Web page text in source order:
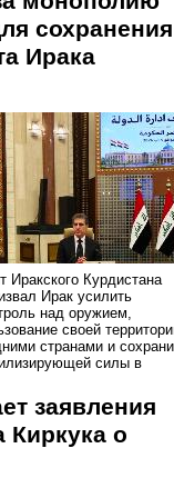
сохранения
Ирака
Иракского Курдистана
Ирак усилить
над оружием,
своей
странами и
силы в
заявления
Киркука о